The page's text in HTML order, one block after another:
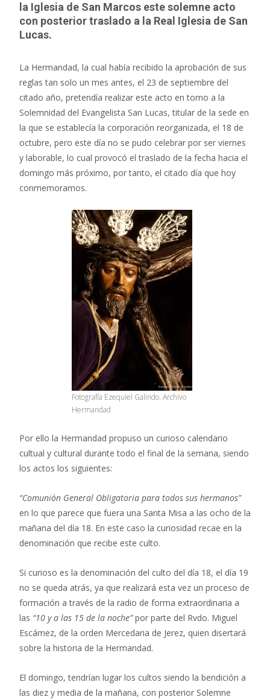
la Iglesia de San Marcos este solemne acto
con posterior traslado a la Real Iglesia de San
Lucas.
La Hermandad, la cual había recibido la aprobación de sus
reglas tan solo un mes antes, el 23 de septiembre del
citado año, pretendía realizar este acto en torno a la
Solemnidad del Evangelista San Lucas, titular de la sede en
la que se establecía la corporación reorganizada, el 18 de
octubre, pero este día no se pudo celebrar por ser viernes
y laborable, lo cual provocó el traslado de la fecha hacia el
domingo más próximo, por tanto, el citado día que hoy
conmemoramos.
Fotografía Ezequiel Galindo. Archivo
Hermandad
Por ello la Hermandad propuso un curioso calendario
cultual y cultural durante todo el final de la semana, siendo
los actos los siguientes:
“Comunión General Obligatoria para todos sus hermanos”
en lo que parece que fuera una Santa Misa a las ocho de la
mañana del día 18. En este caso la curiosidad recae en la
denominación que recibe este culto.
Si curioso es la denominación del culto del día 18, el día 19
no se queda atrás, ya que realizará esta vez un proceso de
formación a través de la radio de forma extraordinaria a
las “10 y a las 15 de la noche”por parte del Rvdo. Miguel
Escámez, de la orden Mercedaria de Jerez, quien disertará
sobre la historia de la Hermandad.
El domingo, tendrían lugar los cultos siendo la bendición a
las diez y media de la mañana, con posterior Solemne